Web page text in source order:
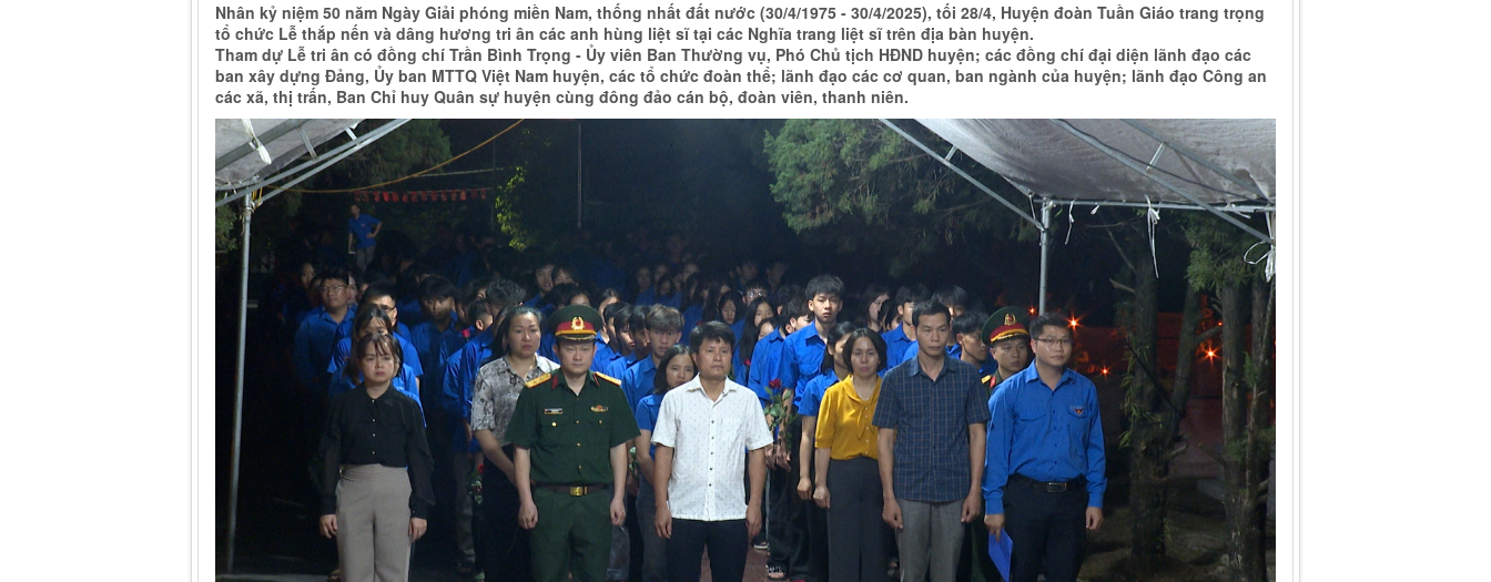
Nhân kỷ niệm 50 năm Ngày Giải phóng miền Nam, thống nhất đất nước (30/4/1975 - 30/4/2025), tối 28/4, Huyện đoàn Tuần Giáo trang trọng
tổ chức Lễ thắp nến và dâng hương tri ân các anh hùng liệt sĩ tại các Nghĩa trang liệt sĩ trên địa bàn huyện.
Tham dự Lễ tri ân có đồng chí Trần Bình Trọng - Ủy viên Ban Thường vụ, Phó Chủ tịch HĐND huyện; các đồng chí đại diện lãnh đạo các
ban xây dựng Đảng, Ủy ban MTTQ Việt Nam huyện, các tổ chức đoàn thể; lãnh đạo các cơ quan, ban ngành của huyện; lãnh đạo Công an
các xã, thị trấn, Ban Chỉ huy Quân sự huyện cùng đông đảo cán bộ, đoàn viên, thanh niên.